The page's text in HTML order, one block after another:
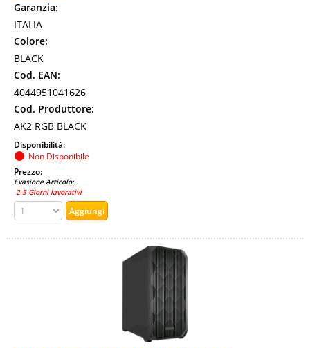
Garanzia:
ITALIA
Colore:
BLACK
Cod. EAN:
4044951041626
Cod. Produttore:
AK2 RGB BLACK
Disponibilità:
Non Disponibile
Prezzo:
Evasione Articolo:
2-5 Giorni lavorativi